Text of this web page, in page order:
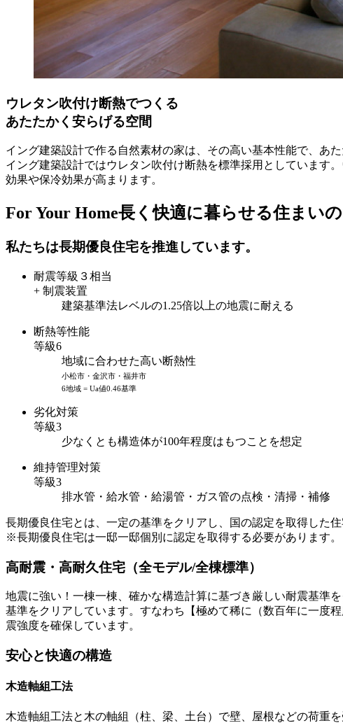
ウレタン吹付け断熱でつくる
あたたかく安らげる空間
イング建築設計で作る自然素材の家は、その高い基本性能で、あ
イング建築設計ではウレタン吹付け断熱を標準採用としています
効果や保冷効果が高まります。
For Your Home長く快適に暮らせる住まい
私たちは長期優良住宅を推進しています。
耐震等級３相当
+ 制震装置
建築基準法レベルの1.25倍以上の地震に耐える
断熱等性能
等級6
地域に合わせた高い断熱性
小松市・金沢市・福井市
6地域 = Ua値0.46基準
劣化対策
等級3
少なくとも構造体が100年程度はもつことを想定
維持管理対策
等級3
排水管・給水管・給湯管・ガス管の点検・清掃・補修
長期優良住宅とは、一定の基準をクリアし、国の認定を取得した住
※長期優良住宅は一邸一邸個別に認定を取得する必要があります。
高耐震・高耐久住宅（全モデル/全棟標準）
地震に強い！一棟一棟、確かな構造計算に基づき厳しい耐震基準
基準をクリアしています。すなわち【極めて稀に（数百年に一度
震強度を確保しています。
安心と快適の構造
木造軸組工法
木造軸組工法と木の軸組（柱、梁、土台）で壁、屋根などの荷重